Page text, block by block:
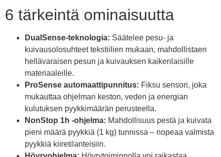
6 tärkeintä ominaisuutta
DualSense-teknologia: Säätelee pesu- ja
kuivausolosuhteet tekstiilien mukaan, mahdollistaen
hellävaraisen pesun ja kuivauksen kaikenlaisille
materiaaleille.
ProSense automaattipunnitus: Fiksu sensori, joka
mukauttaa ohjelman keston, veden ja energian
kulutuksen pyykkimäärän perusteella.
NonStop 1h -ohjelma: Mahdollisuus pestä ja kuivata
pieni määrä pyykkiä (1 kg) tunnissa – nopeaa valmista
pyykkiä kiiretilanteisiin.